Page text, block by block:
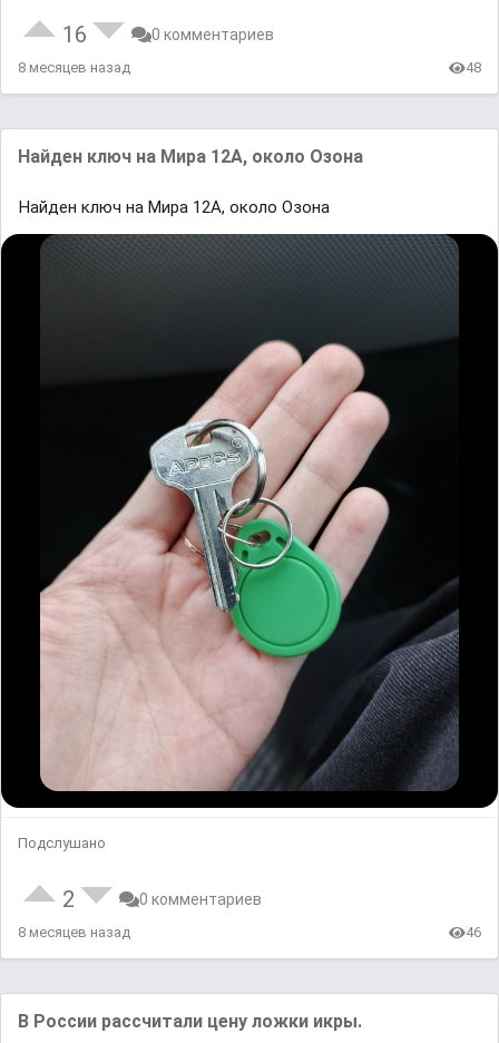
16 0 комментариев
8 месяцев назад 48
Найден ключ на Мира 12А, около Озона
Найден ключ на Мира 12А, около Озона
Подслушано
2 0 комментариев
8 месяцев назад 46
В России рассчитали цену ложки икры.